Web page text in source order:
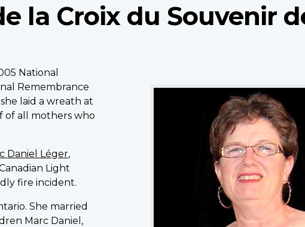
la Croix du Souvenir
Memorial
National
Remembrance
laid a wreath at
of all mothers who
Daniel Léger,
Light
fire incident.
She married
Marc Daniel,